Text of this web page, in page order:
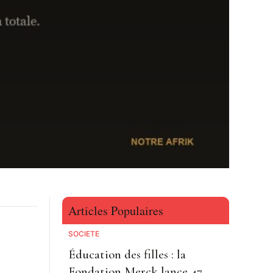
Articles Populaires
SOCIETE
Éducation des filles : la